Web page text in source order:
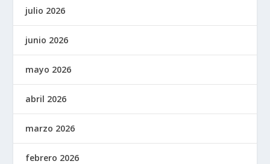
julio 2026
junio 2026
mayo 2026
abril 2026
marzo 2026
febrero 2026